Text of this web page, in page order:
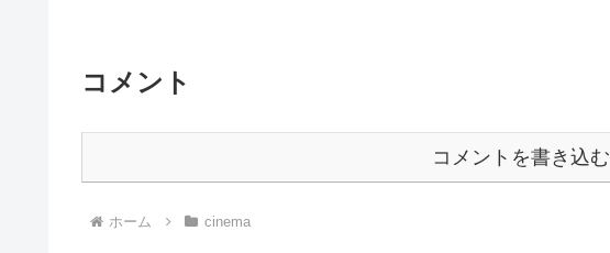
コメント
コメントを書き込む
ホーム cinema